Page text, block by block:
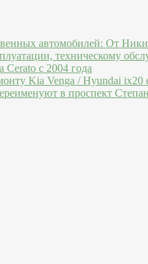
автомобилей: От
техническому
Cerato c 2004 года
Kia Venga / Hyundai ix20
в проспект